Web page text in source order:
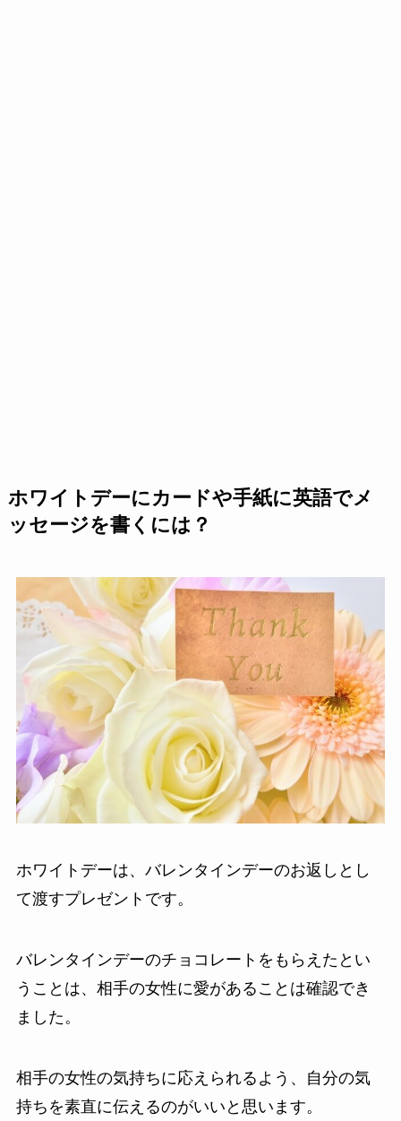
ホワイトデーにカードや手紙に英語でメ
ッセージを書くには？
ホワイトデーは、バレンタインデーのお返しとし
て渡すプレゼントです。
バレンタインデーのチョコレートをもらえたとい
うことは、相手の女性に愛があることは確認でき
ました。
相手の女性の気持ちに応えられるよう、自分の気
持ちを素直に伝えるのがいいと思います。